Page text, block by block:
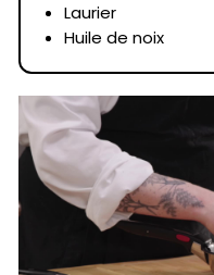
Laurier
Huile de noix